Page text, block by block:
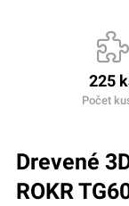
225
Počet
Drevené
ROKR